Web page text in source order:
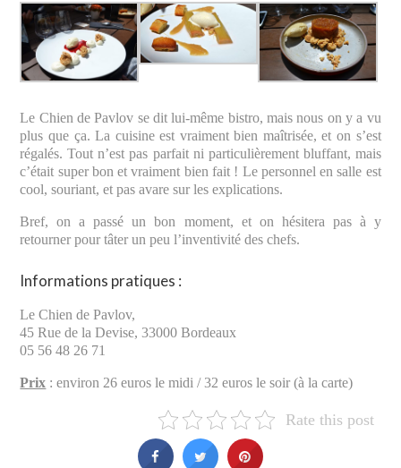
Le Chien de Pavlov se dit lui-même bistro, mais nous on y a vu
plus que ça. La cuisine est vraiment bien maîtrisée, et on s’est
régalés. Tout n’est pas parfait ni particulièrement bluffant, mais
c’était super bon et vraiment bien fait ! Le personnel en salle est
cool, souriant, et pas avare sur les explications.
Bref, on a passé un bon moment, et on hésitera pas à y
retourner pour tâter un peu l’inventivité des chefs.
Informations pratiques :
Le Chien de Pavlov,
45 Rue de la Devise, 33000 Bordeaux
05 56 48 26 71
Prix : environ 26 euros le midi / 32 euros le soir (à la carte)
Rate this post